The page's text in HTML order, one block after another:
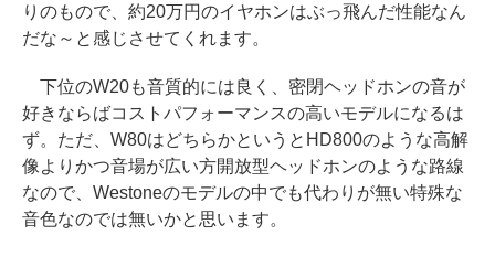
りのもので、約20万円のイヤホンはぶっ飛んだ性能なん
だな～と感じさせてくれます。
下位のW20も音質的には良く、密閉ヘッドホンの音が
好きならばコストパフォーマンスの高いモデルになるは
ず。ただ、W80はどちらかというとHD800のような高解
像よりかつ音場が広い方開放型ヘッドホンのような路線
なので、Westoneのモデルの中でも代わりが無い特殊な
音色なのでは無いかと思います。